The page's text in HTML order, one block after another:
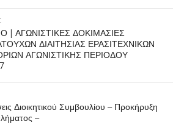
| ΑΓΩΝΙΣΤΙΚΕΣ ΔΟΚΙΜΑΣΙΕΣ
ΔΙΑΙΤΗΣΙΑΣ ΕΡΑΣΙΤΕΧΝΙΚΩΝ
ΑΓΩΝΙΣΤΙΚΗΣ ΠΕΡΙΟΔΟΥ
Διοικητικού Συμβουλίου – Προκήρυξη
–